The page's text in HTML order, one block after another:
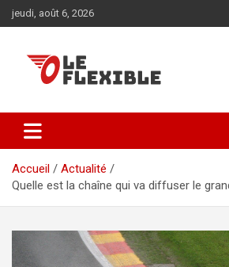
Aller
au
jeudi, août 6, 2026
Actu et conseils
Accueil
Actualité
Quelle est la chaîne qui va diffuser le